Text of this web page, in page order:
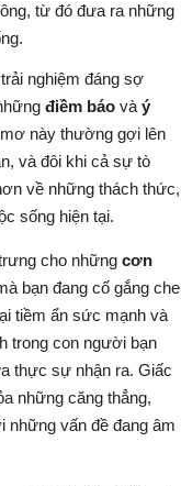
từ đó đưa ra những
nghiệm đáng sợ
điềm báo và ý
này thường gợi lên
và đôi khi cả sự tò
về những thách thức,
sống hiện tại.
cho những cơn
bạn đang cố gắng che
tiềm ẩn sức mạnh và
trong con người bạn
thực sự nhận ra. Giấc
những căng thẳng,
những vấn đề đang âm